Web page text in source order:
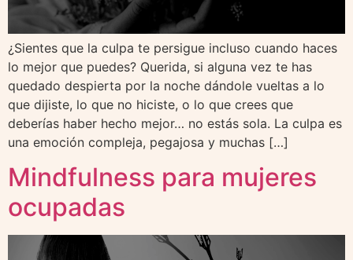
¿Sientes que la culpa te persigue incluso cuando haces
lo mejor que puedes? Querida, si alguna vez te has
quedado despierta por la noche dándole vueltas a lo
que dijiste, lo que no hiciste, o lo que crees que
deberías haber hecho mejor… no estás sola. La culpa es
una emoción compleja, pegajosa y muchas […]
Mindfulness para mujeres
ocupadas